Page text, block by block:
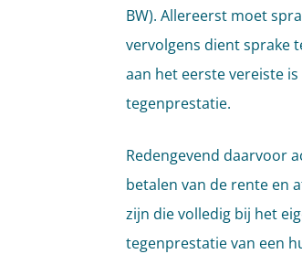
BW). Allereerst moet
vervolgens dient sprake
aan het eerste vereiste
tegenprestatie.
Redengevend daarvoor
betalen van de rente en
zijn die volledig bij het
tegenprestatie van een